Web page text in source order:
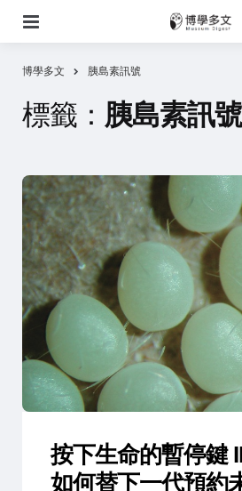
博學多文 胰島素訊號
標籤： 胰島素訊號
按下生命的暫停鍵
如何替下一代預約